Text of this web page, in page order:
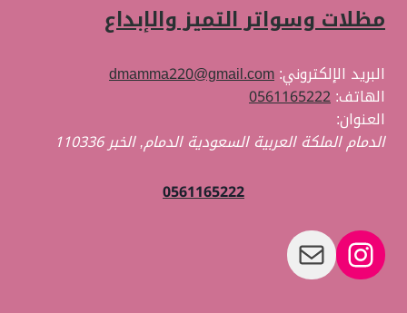
مظلات وسواتر التميز والإبداع
البريد الإلكتروني:dmamma220@gmail.com
الهاتف:0561165222
العنوان:
الدمام الملكة العربية السعودية الدمام,الخبر110336
0561165222
إنستجرام
بريد